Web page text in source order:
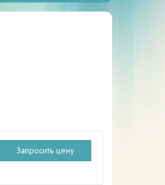
Запросить цену